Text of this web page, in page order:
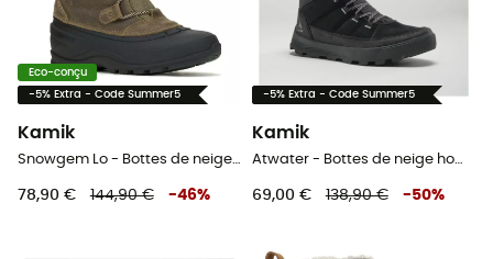
Eco-conçu
-5% Extra - Code Summer5
Kamik
Snowgem Lo - Bottes de neige femme
78,90 € 144,90 € -46%
-5% Extra - Code Summer5
Kamik
Atwater - Bottes de neige homme
69,00 € 138,90 € -50%